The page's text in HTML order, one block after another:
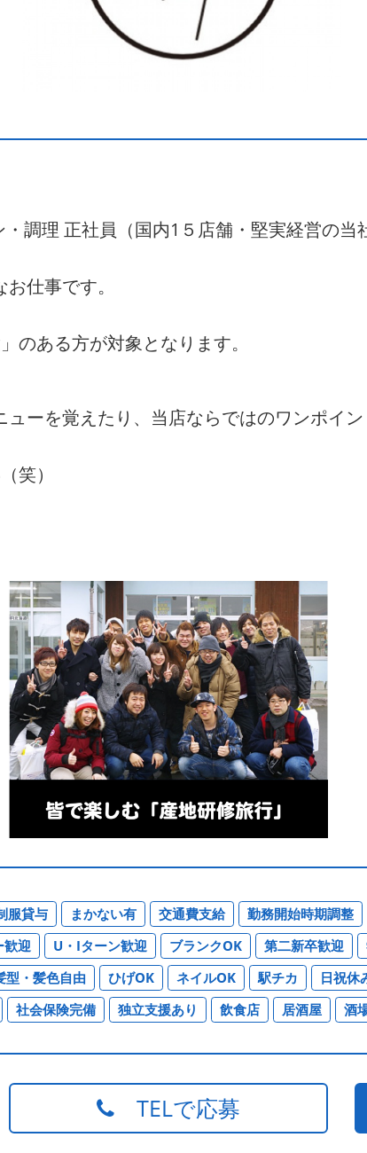
調理 正社員（国内1５店舗・堅実経営の当
仕事です。
のある方が対象となります。
ューを覚えたり、当店ならではのワンポイ
笑）
服貸与 まかない有 交通費支給
勤務開始時期調整
歓迎 U・Iターン歓迎 ブランクOK 第二新卒歓迎
型・髪色自由 ひげOK ネイルOK 駅チカ
日祝休
社会保険完備 独立支援あり 飲食店 居酒屋 酒
TELで応募